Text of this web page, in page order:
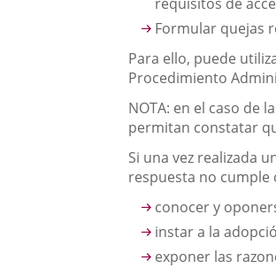
Formular quejas
Para ello, puede
Procedimiento
NOTA: en el caso de
permitan constatar
Si una vez realizada
respuesta no cumple
conocer y
instar a la
exponer las